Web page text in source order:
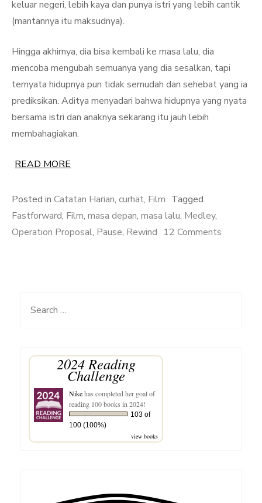
keluar negeri, lebih kaya dan punya istri yang lebih cantik
(mantannya itu maksudnya).
Hingga akhirnya, dia bisa kembali ke masa lalu, dia
mencoba mengubah semuanya yang dia sesalkan, tapi
ternyata hidupnya pun tidak semudah dan sehebat yang ia
prediksikan. Aditya menyadari bahwa hidupnya yang nyata
bersama istri dan anaknya sekarang itu jauh lebih
membahagiakan.
READ MORE
Posted in Catatan Harian, curhat, Film Tagged
Fastforward, Film, masa depan, masa lalu, Medley,
Operation Proposal, Pause, Rewind 12 Comments
Search
2024 Reading
Challenge
Nikehas completed her goal of
reading 100 books in 2024!
103 of
100 (100%)
view books